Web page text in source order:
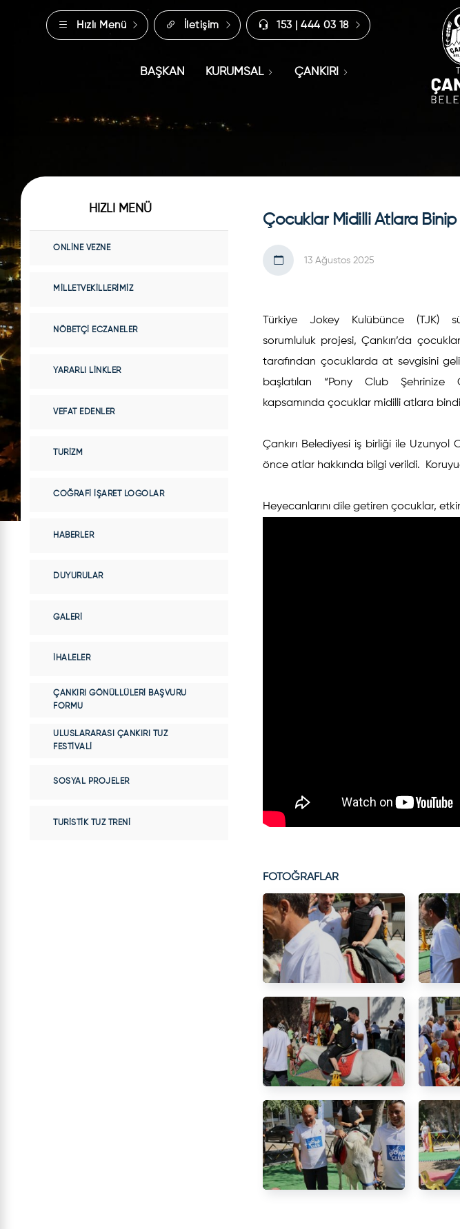
Hızlı Menü İletişim 153 | 444 03 18
BAŞKAN KURUMSAL ÇANKIRI
Çocuklar Midilli Atlara Binip
13 Ağustos 2025
Türkiye Jokey Kulübünce (TJK)
sorumluluk projesi, Çankırı’da
tarafından çocuklarda at sevgisini
başlatılan “Pony Club Şehrinize
kapsamında çocuklar midilli atlara
Çankırı Belediyesi iş birliği ile
önce atlar hakkında bilgi verildi.
Heyecanlarını dile getiren çocuklar,
FOTOĞRAFLAR
HIZLI MENÜ
ONLINE VEZNE
MILLETVEKILLERIMIZ
NÖBETÇI ECZANELER
YARARLI LINKLER
VEFAT EDENLER
TURIZM
COĞRAFI İŞARET LOGOLAR
HABERLER
DUYURULAR
GALERI
İHALELER
ÇANKIRI GÖNÜLLÜLERI BAŞVURU
FORMU
ULUSLARARASI ÇANKIRI TUZ
FESTIVALI
SOSYAL PROJELER
TURISTIK TUZ TRENI